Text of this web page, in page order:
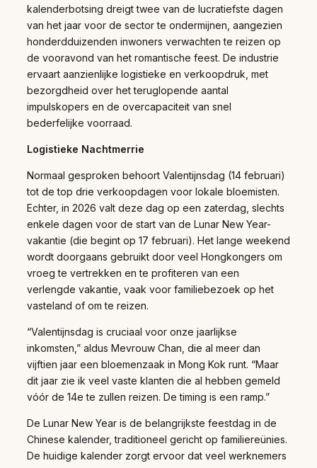
kalenderbotsing dreigt twee van de lucratiefste dagen
van het jaar voor de sector te ondermijnen, aangezien
honderdduizenden inwoners verwachten te reizen op
de vooravond van het romantische feest. De industrie
ervaart aanzienlijke logistieke en verkoopdruk, met
bezorgdheid over het teruglopende aantal
impulskopers en de overcapaciteit van snel
bederfelijke voorraad.
Logistieke Nachtmerrie
Normaal gesproken behoort Valentijnsdag (14 februari)
tot de top drie verkoopdagen voor lokale bloemisten.
Echter, in 2026 valt deze dag op een zaterdag, slechts
enkele dagen voor de start van de Lunar New Year-
vakantie (die begint op 17 februari). Het lange weekend
wordt doorgaans gebruikt door veel Hongkongers om
vroeg te vertrekken en te profiteren van een
verlengde vakantie, vaak voor familiebezoek op het
vasteland of om te reizen.
“Valentijnsdag is cruciaal voor onze jaarlijkse
inkomsten,” aldus Mevrouw Chan, die al meer dan
vijftien jaar een bloemenzaak in Mong Kok runt. “Maar
dit jaar zie ik veel vaste klanten die al hebben gemeld
vóór de 14e te zullen reizen. De timing is een ramp.”
De Lunar New Year is de belangrijkste feestdag in de
Chinese kalender, traditioneel gericht op familiereünies.
De huidige kalender zorgt ervoor dat veel werknemers